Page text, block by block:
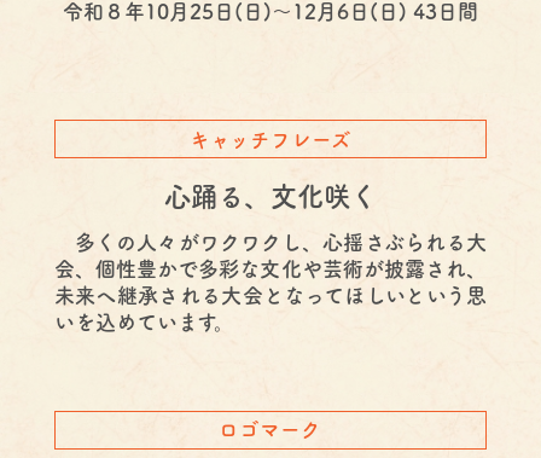
令和８年10月25日(日)～12月6日(日) 43日間
キャッチフレーズ
心踊る、文化咲く
多くの人々がワクワクし、心揺さぶられる大
会、個性豊かで多彩な文化や芸術が披露され、
未来へ継承される大会となってほしいという思
いを込めています。
ロゴマーク